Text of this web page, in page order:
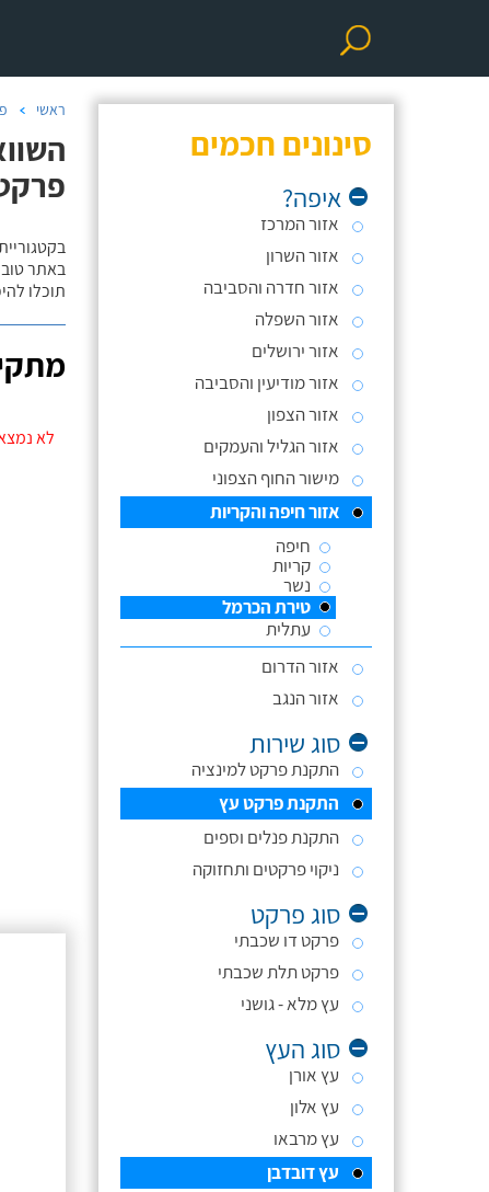
סינונים חכמים
איפה?
אזור המרכז
אזור השרון
אזור חדרה והסביבה
אזור השפלה
אזור ירושלים
אזור מודיעין והסביבה
אזור הצפון
אזור הגליל והעמקים
מישור החוף הצפוני
אזור חיפה והקריות
חיפה
קריות
נשר
טירת הכרמל
עתלית
אזור הדרום
אזור הנגב
סוג שירות
התקנת פרקט למינציה
התקנת פרקט עץ
התקנת פנלים וספים
ניקוי פרקטים ותחזוקה
סוג פרקט
פרקט דו שכבתי
פרקט תלת שכבתי
עץ מלא - גושני
סוג העץ
עץ אורן
עץ אלון
עץ מרבאו
עץ דובדבן
ראשי
באתר טוב
תוכלו
לא